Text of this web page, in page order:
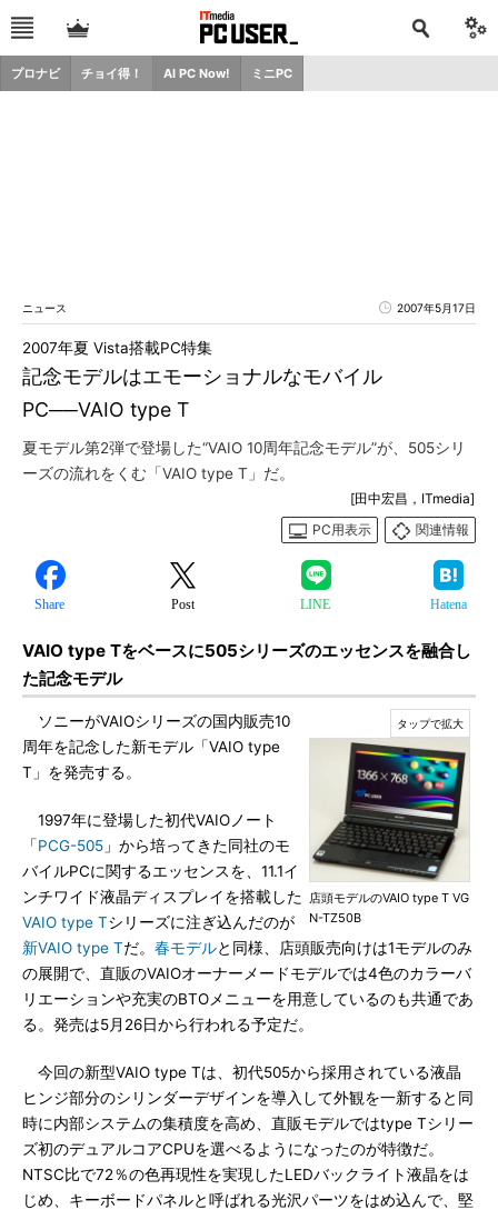
プロナビ チョイ得！ AI PC Now! ミニPC
ニュース 2007年5月17日
記念モデルはエモーショナルなモバイル
PC──VAIO type T
2007年夏 Vista搭載PC特集
夏モデル第2弾で登場した“VAIO 10周年記念モデル”が、505シリ
ーズの流れをくむ「VAIO type T」だ。
[田中宏昌，ITmedia]
PC用表示
関連情報
Share Post LINE Hatena
VAIO type Tをベースに505シリーズのエッセンスを融合し
た記念モデル
店頭モデルのVAIO type T VG
N-TZ50B
ソニーがVAIOシリーズの国内販売10
周年を記念した新モデル「VAIO type
T」を発売する。
1997年に登場した初代VAIOノート
「PCG-505 」から培ってきた同社のモ
バイルPCに関するエッセンスを、11.1イ
ンチワイド液晶ディスプレイを搭載した
VAIO type Tシリーズに注ぎ込んだのが
新VAIO type Tだ。 春モデルと同様、店頭販売向けは1モデルのみ
の展開で、直販のVAIOオーナーメードモデルでは4色のカラーバ
リエーションや充実のBTOメニューを用意しているのも共通であ
る。発売は5月26日から行われる予定だ。
今回の新型VAIO type Tは、初代505から採用されている液晶
ヒンジ部分のシリンダーデザインを導入して外観を一新すると同
時に内部システムの集積度を高め、直販モデルではtype Tシリー
ズ初のデュアルコアCPUを選べるようになったのが特徴だ。
NTSC比で72％の色再現性を実現したLEDバックライト液晶をは
じめ、キーボードパネルと呼ばれる光沢パーツをはめ込んで、堅